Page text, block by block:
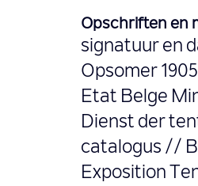
Opschriften en
signatuur en
Opsomer
Etat Belge
Dienst der
catalogus //
Exposition